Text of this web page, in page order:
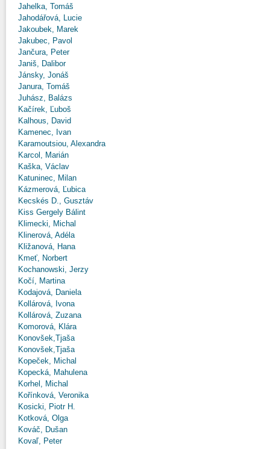
Jahelka, Tomáš
Jahodářová, Lucie
Jakoubek, Marek
Jakubec, Pavol
Jančura, Peter
Janiš, Dalibor
Jánsky, Jonáš
Janura, Tomáš
Juhász, Balázs
Kačírek, Ľuboš
Kalhous, David
Kamenec, Ivan
Karamoutsiou, Alexandra
Karcol, Marián
Kaška, Václav
Katuninec, Milan
Kázmerová, Ľubica
Kecskés D., Gusztáv
Kiss Gergely Bálint
Klimecki, Michal
Klinerová, Adéla
Kližanová, Hana
Kmeť, Norbert
Kochanowski, Jerzy
Kočí, Martina
Kodajová, Daniela
Kollárová, Ivona
Kollárová, Zuzana
Komorová, Klára
Konovšek,Tjaša
Konovšek,Tjaša
Kopeček, Michal
Kopecká, Mahulena
Korhel, Michal
Kořínková, Veronika
Kosicki, Piotr H.
Kotková, Olga
Kováč, Dušan
Kovaľ, Peter